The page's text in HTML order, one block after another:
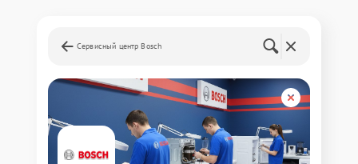
Сервисный центр Bosch